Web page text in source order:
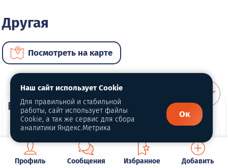
Другая
Посмотреть на карте
ВИП автомобили
Профиль Сообщения Избранное Добавить
Наш сайт использует Cookie
Для правильной и стабильной
работы, сайт использует файлы
Cookie, а так же сервис для сбора
аналитики Яндекс.Метрика
Ок